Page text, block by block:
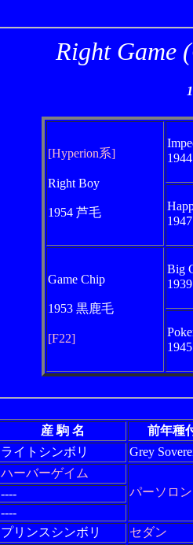
Right
[Hyperion系]
Right Boy
1954 芦毛
Game Chip
1953 黒鹿毛
[F22]
Big
産 駒 名
前年種
ライトシンボリ
Grey
ハーバーゲイム
パーソロン
----
----
プリンスシンボリ
セダン